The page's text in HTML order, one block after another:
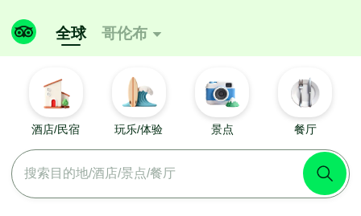
全球 哥伦布 
酒店/民宿 玩乐/体验 景点 餐厅
搜索目的地/酒店/景点/餐厅